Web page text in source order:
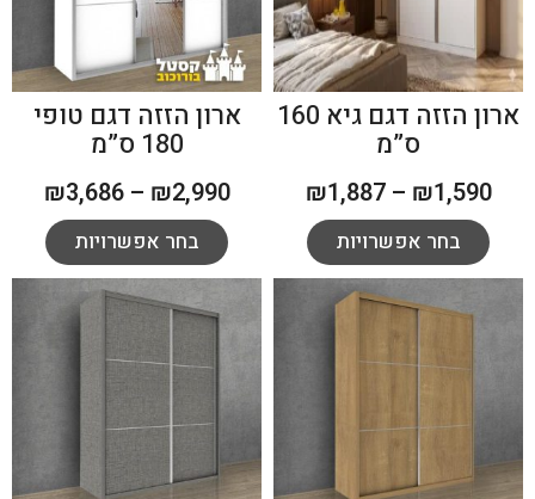
ארון הזזה דגם גיא 160
ס”מ
₪1,590
–
₪1,887
בחר אפשרויות
ארון הזזה דגם טופי
180 ס”מ
₪2,990
–
₪3,686
בחר אפשרויות